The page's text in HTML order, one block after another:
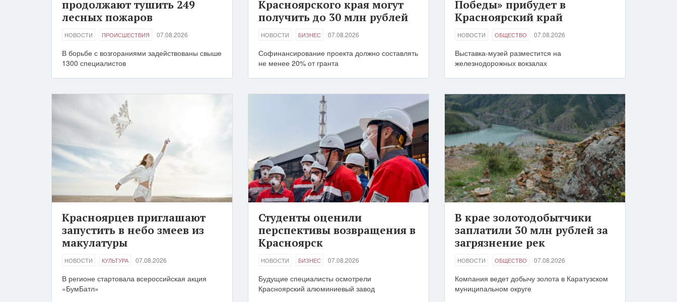
продолжают тушить 249
лесных пожаров
НОВОСТИ ПРОИСШЕСТВИЯ 07.08.2026
В борьбе с возгораниями задействованы свыше
1300 специалистов
Красноярского края могут
получить до 30 млн рублей
НОВОСТИ БИЗНЕС 07.08.2026
Софинансирование проекта должно составлять
не менее 20% от гранта
Победы» прибудет в
Красноярский край
НОВОСТИ ОБЩЕСТВО 07.08.2026
Выставка-музей разместится на
железнодорожных вокзалах
Красноярцев приглашают
запустить в небо змеев из
макулатуры
НОВОСТИ КУЛЬТУРА 07.08.2026
В регионе стартовала всероссийская акция
«БумБатл»
Студенты оценили
перспективы возвращения в
Красноярск
НОВОСТИ БИЗНЕС 07.08.2026
Будущие специалисты осмотрели
Красноярский алюминиевый завод
В крае золотодобытчики
заплатили 30 млн рублей за
загрязнение рек
НОВОСТИ ОБЩЕСТВО 07.08.2026
Компания ведет добычу золота в Каратузском
муниципальном округе